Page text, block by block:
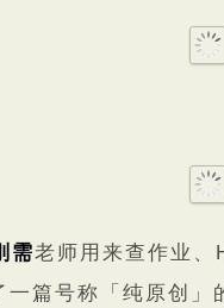
需老师用来查作业
一篇号称「纯原创